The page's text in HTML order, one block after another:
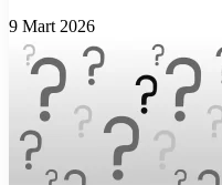
9 Mart 2026